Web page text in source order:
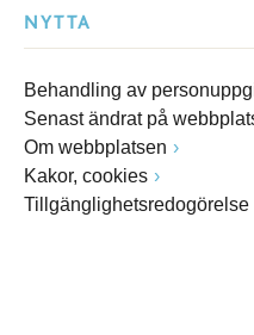
NYTTA
Behandling av
Senast ändrat på
Om webbplatsen
Kakor, cookies
Tillgänglighetsredogörelse